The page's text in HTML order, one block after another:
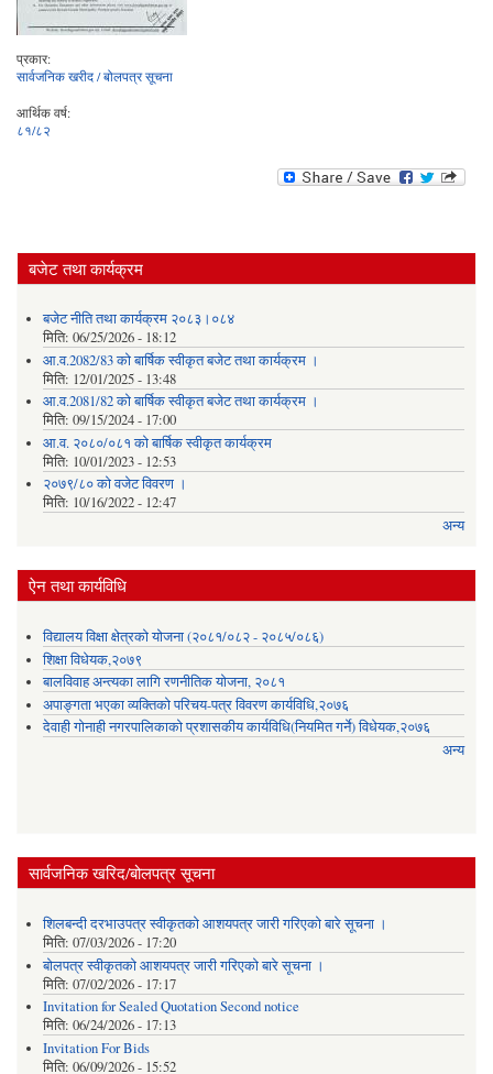
प्रकार:
सार्वजनिक खरीद / बोलपत्र सूचना
आर्थिक वर्ष:
८१/८२
बजेट तथा कार्यक्रम
बजेट नीति तथा कार्यक्रम २०८३।०८४
मिति: 06/25/2026 - 18:12
आ.व.2082/83 को बार्षिक स्वीकृत बजेट तथा कार्यक्रम ।
मिति: 12/01/2025 - 13:48
आ.व.2081/82 को बार्षिक स्वीकृत बजेट तथा कार्यक्रम ।
मिति: 09/15/2024 - 17:00
आ.व. २०८०/०८१ को बार्षिक स्वीकृत कार्यक्रम
मिति: 10/01/2023 - 12:53
२०७९/८० को वजेट विवरण ।
मिति: 10/16/2022 - 12:47
अन्य
ऐन तथा कार्यविधि
विद्यालय विक्षा क्षेत्रको योजना (२०८१/०८२ - २०८५/०८६)
शिक्षा विधेयक,२०७९
बालविवाह अन्त्यका लागि रणनीतिक योजना, २०८१
अपाङ्गता भएका व्यक्तिको परिचय-पत्र विवरण कार्यविधि,२०७६
देवाही गोनाही नगरपालिकाको प्रशासकीय कार्यविधि(नियमित गर्ने) विधेयक,२०७६
अन्य
सार्वजनिक खरिद/बोलपत्र सूचना
शिलबन्दी दरभाउपत्र स्वीकृतको आशयपत्र जारी गरिएको बारे सूचना ।
मिति: 07/03/2026 - 17:20
बोलपत्र स्वीकृतको आशयपत्र जारी गरिएको बारे सूचना ।
मिति: 07/02/2026 - 17:17
Invitation for Sealed Quotation Second notice
मिति: 06/24/2026 - 17:13
Invitation For Bids
मिति: 06/09/2026 - 15:52